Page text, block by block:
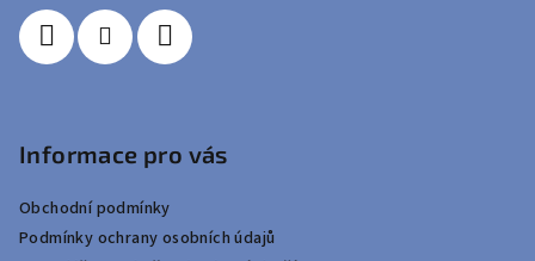
Informace pro vás
Obchodní podmínky
Podmínky ochrany osobních údajů